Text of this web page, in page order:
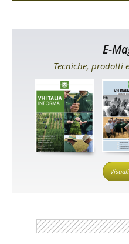
E-
Tecniche, prodotti